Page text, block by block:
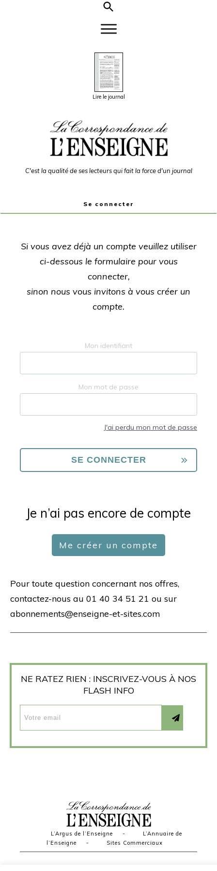
Lire le journal
C'est la qualité de ses lecteurs qui fait la force d'un journal
Se connecter
Si vous avez déjà un compte veuillez utiliser
ci-dessous le formulaire pour vous
connecter,
sinon nous vous invitons à vous créer un
compte.
Mon identifiant
Mon mot de passe
J'ai perdu mon mot de passe
Je n’ai pas encore de compte
Me créer un compte
Pour toute question concernant nos offres,
contactez-nous au 01 40 34 51 21 ou sur
abonnements@enseigne-et-sites.com
NE RATEZ RIEN : INSCRIVEZ-VOUS À NOS
FLASH INFO
L’Argus de l’Enseigne -
L’Annuaire de
l’Enseigne
- Sites Commerciaux